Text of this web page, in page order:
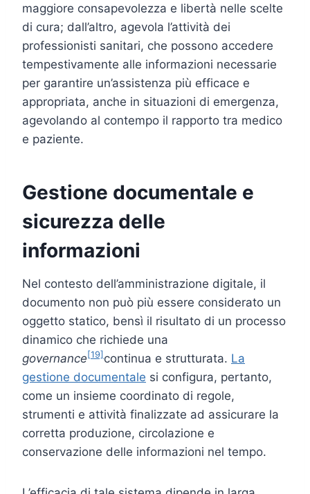
maggiore consapevolezza e libertà nelle scelte
di cura; dall’altro, agevola l’attività dei
professionisti sanitari, che possono accedere
tempestivamente alle informazioni necessarie
per garantire un’assistenza più efficace e
appropriata, anche in situazioni di emergenza,
agevolando al contempo il rapporto tra medico
e paziente.
Gestione documentale e
sicurezza delle
informazioni
Nel contesto dell’amministrazione digitale, il
documento non può più essere considerato un
oggetto statico, bensì il risultato di un processo
dinamico che richiede una
governance [19] continua e strutturata. La
gestione documentale si configura, pertanto,
come un insieme coordinato di regole,
strumenti e attività finalizzate ad assicurare la
corretta produzione, circolazione e
conservazione delle informazioni nel tempo.